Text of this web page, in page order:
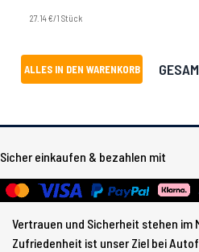
27.14 €/1 Stück
ALLES IN DEN WARENKORB
Sicher einkaufen & bezahlen mit
Vertrauen und Sicherheit stehen im
Zufriedenheit ist unser Ziel bei